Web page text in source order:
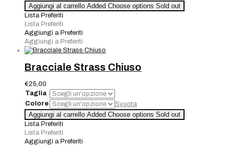
Bolerino
in
tessuto
Cady
con
manica
quantità
Aggiungi al carrello Added Choose options Sold out
Lista Preferiti
Lista Preferiti
Aggiungi a Preferiti
Aggiungi a Preferiti
Bracciale Strass Chiuso
€25,00
Taglia
Colore
Svuota
Bracciale
Strass
Chiuso
quantità
Aggiungi al carrello Added Choose options Sold out
Lista Preferiti
Lista Preferiti
Aggiungi a Preferiti